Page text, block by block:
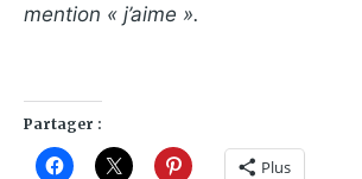
mention « j’aime ».
Partager :
Plus